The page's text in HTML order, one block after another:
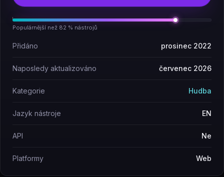
Populárnější než 82 % nástrojů
Přidáno prosinec 2022
Naposledy aktualizováno červenec 2026
Kategorie Hudba
Jazyk nástroje EN
API Ne
Platformy Web